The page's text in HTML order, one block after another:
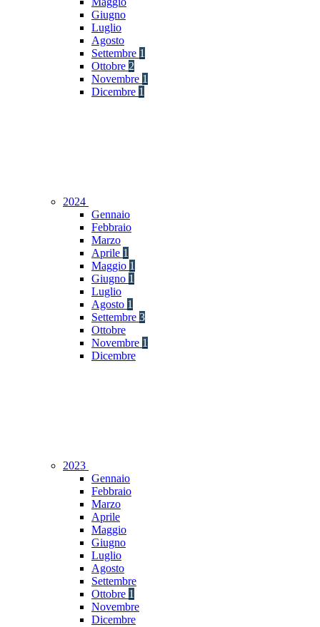
Giugno
Luglio
Agosto
Settembre 1
Ottobre 2
Novembre 1
Dicembre 1
2024
Gennaio
Febbraio
Marzo
Aprile 1
Maggio 1
Giugno 1
Luglio
Agosto 1
Settembre 3
Ottobre
Novembre 1
Dicembre
2023
Gennaio
Febbraio
Marzo
Aprile
Maggio
Giugno
Luglio
Agosto
Settembre
Ottobre 1
Novembre
Dicembre